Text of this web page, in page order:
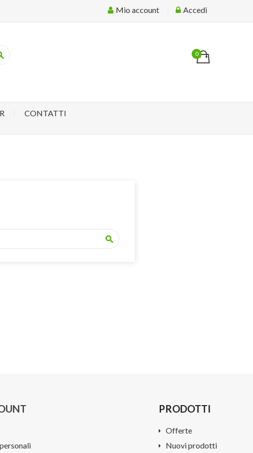
Mio account Accedi
0
CONTATTI
search
PRODOTTI
Offerte
Nuovi prodotti